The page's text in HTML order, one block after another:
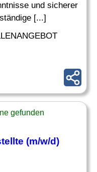
und sicherer
[...]
gefunden
(m/w/d)